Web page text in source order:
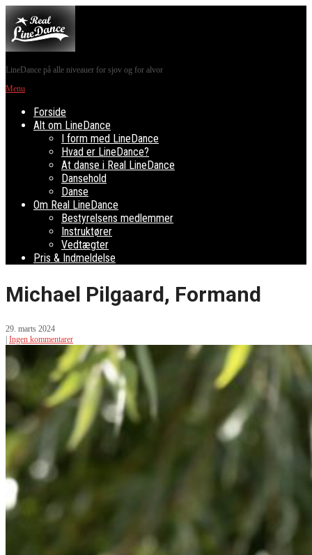
LineDance på alle niveauer for sjov og for alvor
Menu
Forside
Alt om LineDance
I form med LineDance
Hvad er LineDance?
At danse i Real LineDance
Dansehold
Danse
Om Real LineDance
Bestyrelsens medlemmer
Instruktører
Vedtægter
Pris & Indmeldelse
Michael Pilgaard, Formand
29. marts 2024
| Ingen kommentarer